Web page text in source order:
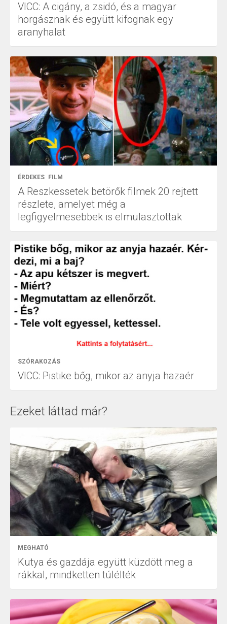
VICC: A cigány, a zsidó, és a magyar
horgásznak és együtt kifognak egy
aranyhalat
ÉRDEKES FILM
A Reszkessetek betörők filmek 20 rejtett
részlete, amelyet még a
legfigyelmesebbek is elmulasztottak
SZÓRAKOZÁS
VICC: Pistike bőg, mikor az anyja hazaér
Ezeket láttad már?
MEGHATÓ
Kutya és gazdája együtt küzdött meg a
rákkal, mindketten túlélték